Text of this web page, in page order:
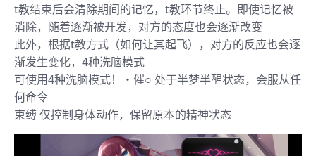
t教结束后会清除期间的记忆，t教环节终止。即使记忆被
消除，随着逐渐被开发，对方的态度也会逐渐改变
此外，根据t教方式（如何让其起飞），对方的反应也会逐
渐发生变化，4种洗脑模式
可使用4种洗脑模式！・催○ 处于半梦半醒状态，会服从任
何命令
束缚 仅控制身体动作，保留原本的精神状态